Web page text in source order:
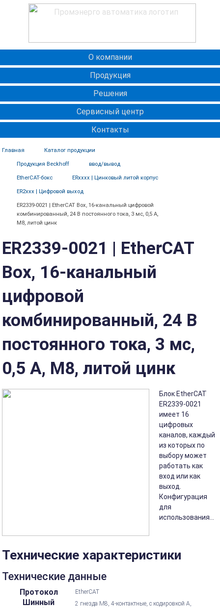
О компании
Продукция
Решения
Сервисный центр
Контакты
Главная Каталог продукции
Продукция Beckhoff ввод/вывод
EtherCAT-бокс ERxxxx | Цинковый литой корпус
ER2xxx | Цифровой выход
ER2339-0021 | EtherCAT Box, 16-канальный цифровой
комбинированный, 24 В постоянного тока, 3 мс, 0,5 А,
M8, литой цинк
ER2339-0021 | EtherCAT
Box, 16-канальный
цифровой
комбинированный, 24 В
постоянного тока, 3 мс,
0,5 А, M8, литой цинк
Блок EtherCAT
ER2339-0021
имеет 16
цифровых
каналов, каждый
из которых по
выбору может
работать как
вход или как
выход.
Конфигурация
для
использования...
Технические характеристики
Технические данные
Протокол EtherCAT
Шинный
2 гнезда M8, 4-контактные, с кодировкой А,